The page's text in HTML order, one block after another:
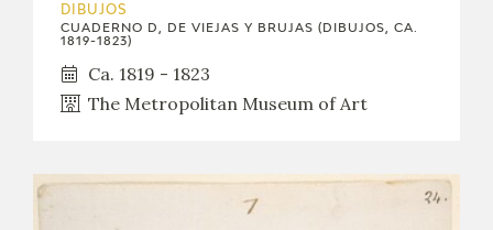
DIBUJOS
CUADERNO D, DE VIEJAS Y BRUJAS (DIBUJOS, CA.
1819-1823)
Ca. 1819 - 1823
The Metropolitan Museum of Art